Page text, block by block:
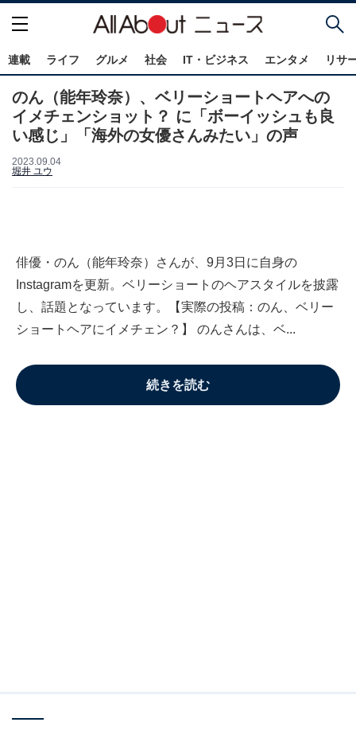
連載 ライフ グルメ 社会 IT・ビジネス エンタメ リサ
のん（能年玲奈）、ベリーショートヘアへの
イメチェンショット？ に「ボーイッシュも良
い感じ」「海外の女優さんみたい」の声
2023.09.04
堀井 ユウ
俳優・のん（能年玲奈）さんが、9月3日に自身の
Instagramを更新。ベリーショートのヘアスタイルを披露
し、話題となっています。【実際の投稿：のん、ベリー
ショートヘアにイメチェン？】 のんさんは、ベ...
続きを読む